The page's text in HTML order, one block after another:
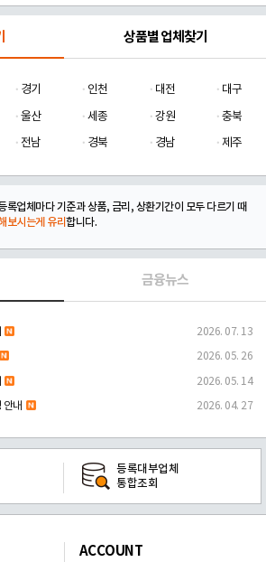
상품별 업체찾기
경기 인천 대전
대구
울산 세종 강원
충북
전남 경북 경남 제주
록업체마다 기준과 상품, 금리, 상환기간이 모두 다르기 때
보시는게 유리합니다.
금융뉴스
2026. 07. 13
2026. 05. 26
2026. 05. 14
안내 2026. 04. 27
등록대부업체
통합조회
ACCOUNT